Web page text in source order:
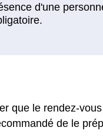
que le rendez-
de le